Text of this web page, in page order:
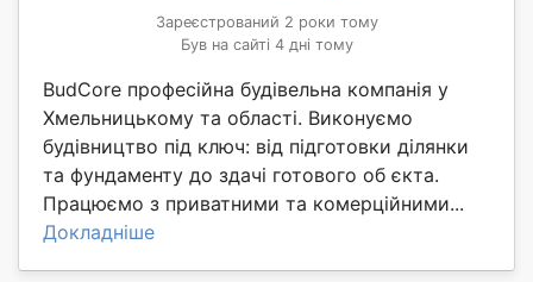
Зареєстрований 2 роки тому
Був на сайті 4 дні тому
BudCore професійна будівельна компанія у
Хмельницькому та області. Виконуємо
будівництво під ключ: від підготовки ділянки
та фундаменту до здачі готового об єкта.
Працюємо з приватними та комерційними...
Докладніше